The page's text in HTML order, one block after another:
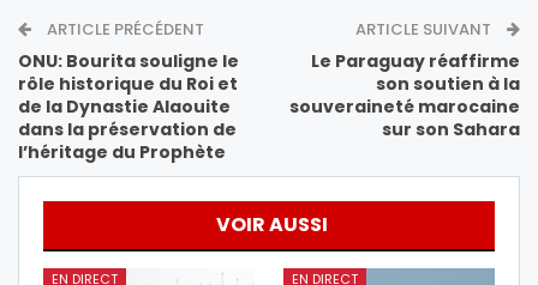
ARTICLE PRÉCÉDENT
ONU: Bourita souligne le
rôle historique du Roi et
de la Dynastie Alaouite
dans la préservation de
l’héritage du Prophète
ARTICLE SUIVANT
Le Paraguay réaffirme
son soutien à la
souveraineté marocaine
sur son Sahara
VOIR AUSSI
EN DIRECT EN DIRECT